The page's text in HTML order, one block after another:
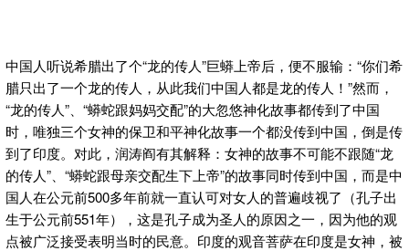
中国人听说希腊出了个“龙的传人”巨蟒上帝后，便不服输：“你们希
腊只出了一个龙的传人，从此我们中国人都是龙的传人！”然而，
“龙的传人”、“蟒蛇跟妈妈交配”的大忽悠神化故事都传到了中国
时，唯独三个女神的保卫和平神化故事一个都没传到中国，倒是传
到了印度。对此，润涛阎有其解释：女神的故事不可能不跟随“龙
的传人”、“蟒蛇跟母亲交配生下上帝”的故事同时传到中国，而是中
国人在公元前500多年前就一直认可对女人的普遍歧视了（孔子出
生于公元前551年），这是孔子成为圣人的原因之一，因为他的观
点被广泛接受表明当时的民意。印度的观音菩萨在印度是女神，被